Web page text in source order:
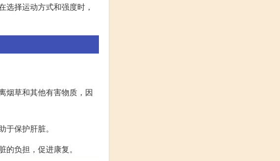
择运动方式和强度时，
烟草和其他有害物质，因
保护肝脏。
负担，促进康复。